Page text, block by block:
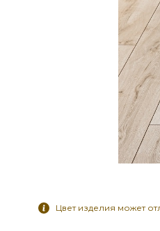
Цвет изделия может